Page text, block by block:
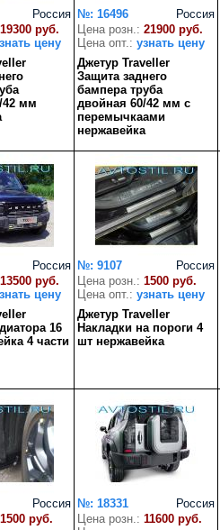
Россия
19300 руб.
цену
42 мм
Россия
№: 16496
Цена розн.: 21900 руб.
Цена опт.: узнать цену
Джетур Traveller
Защита заднего
бампера труба
двойная 60/42 мм с
перемычкаами
нержавейка
Россия
13500 руб.
цену
16
4 части
Россия
№: 9107
Цена розн.: 1500 руб.
Цена опт.: узнать цену
Джетур Traveller
Накладки на пороги 4
шт нержавейка
Россия
1500 руб.
Россия
№: 18331
Цена розн.: 11600 руб.